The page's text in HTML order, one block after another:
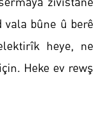
bûne û berê
heye, ne
Heke ev rewş